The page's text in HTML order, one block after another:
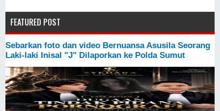
FEATURED POST
Sebarkan foto dan video Bernuansa Asusila Seorang
Laki-laki Inisal "J" Dilaporkan ke Polda Sumut